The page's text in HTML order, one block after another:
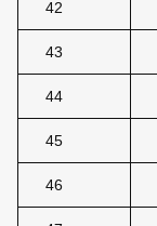
42
43
44
45
46